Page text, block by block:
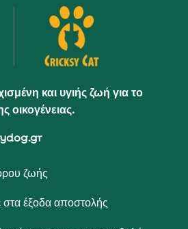
και υγιής ζωή για το
οικογένειας.
ζωής
στα έξοδα αποστολής